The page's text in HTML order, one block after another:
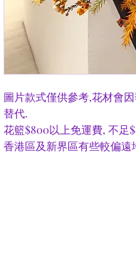
圖片款式僅供參考,花材會
替代.
花籃$800以上免運費, 不足
香港區及新界區有些較偏